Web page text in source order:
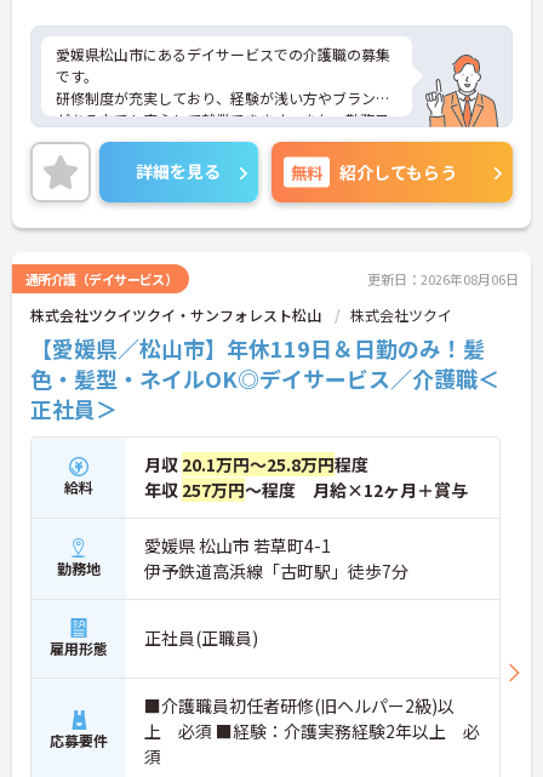
夜勤回数がしっかりと給与に反映されるためモチベ
ーションを維持できます
・年次を問わずリーダーや主任などのマネジメント
職へ昇格する事例も多数あり、腰を据えて長期的な
キャリア形成が可能です
愛媛県松山市にあるデイサービスでの介護職の募集
です。
研修制度が充実しており、経験が浅い方やブランク
がある方でも安心して就業できます。また、勤務日
数・勤務曜日が相談可能なので、ライフスタイルに
合わせて働くことができます。
ご興味のある方には、面接対策ポイントなど、さら
に詳細をお話しいたしますのでお気軽にご相談くだ
さい！
詳細を見る 無料 紹介してもらう
通所介護（デイサービス） 更新日：2026年08月06日
株式会社ツクイツクイ・サンフォレスト松山 株式会社ツクイ
【愛媛県／松山市】年休119日＆日勤のみ！髪
色・髪型・ネイルOK◎デイサービス／介護職＜
正社員＞
給料
月収 20.1万円～25.8万円程度
年収 257万円～程度 月給×12ヶ月＋賞与
勤務地
愛媛県 松山市 若草町4-1
伊予鉄道高浜線「古町駅」徒歩7分
雇用形態 正社員(正職員)
応募要件
■介護職員初任者研修(旧ヘルパー2級)以
上 必須 ■経験：介護実務経験2年以上 必
須